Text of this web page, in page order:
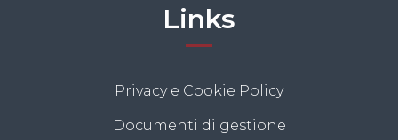
Links
Privacy e Cookie Policy
Documenti di gestione